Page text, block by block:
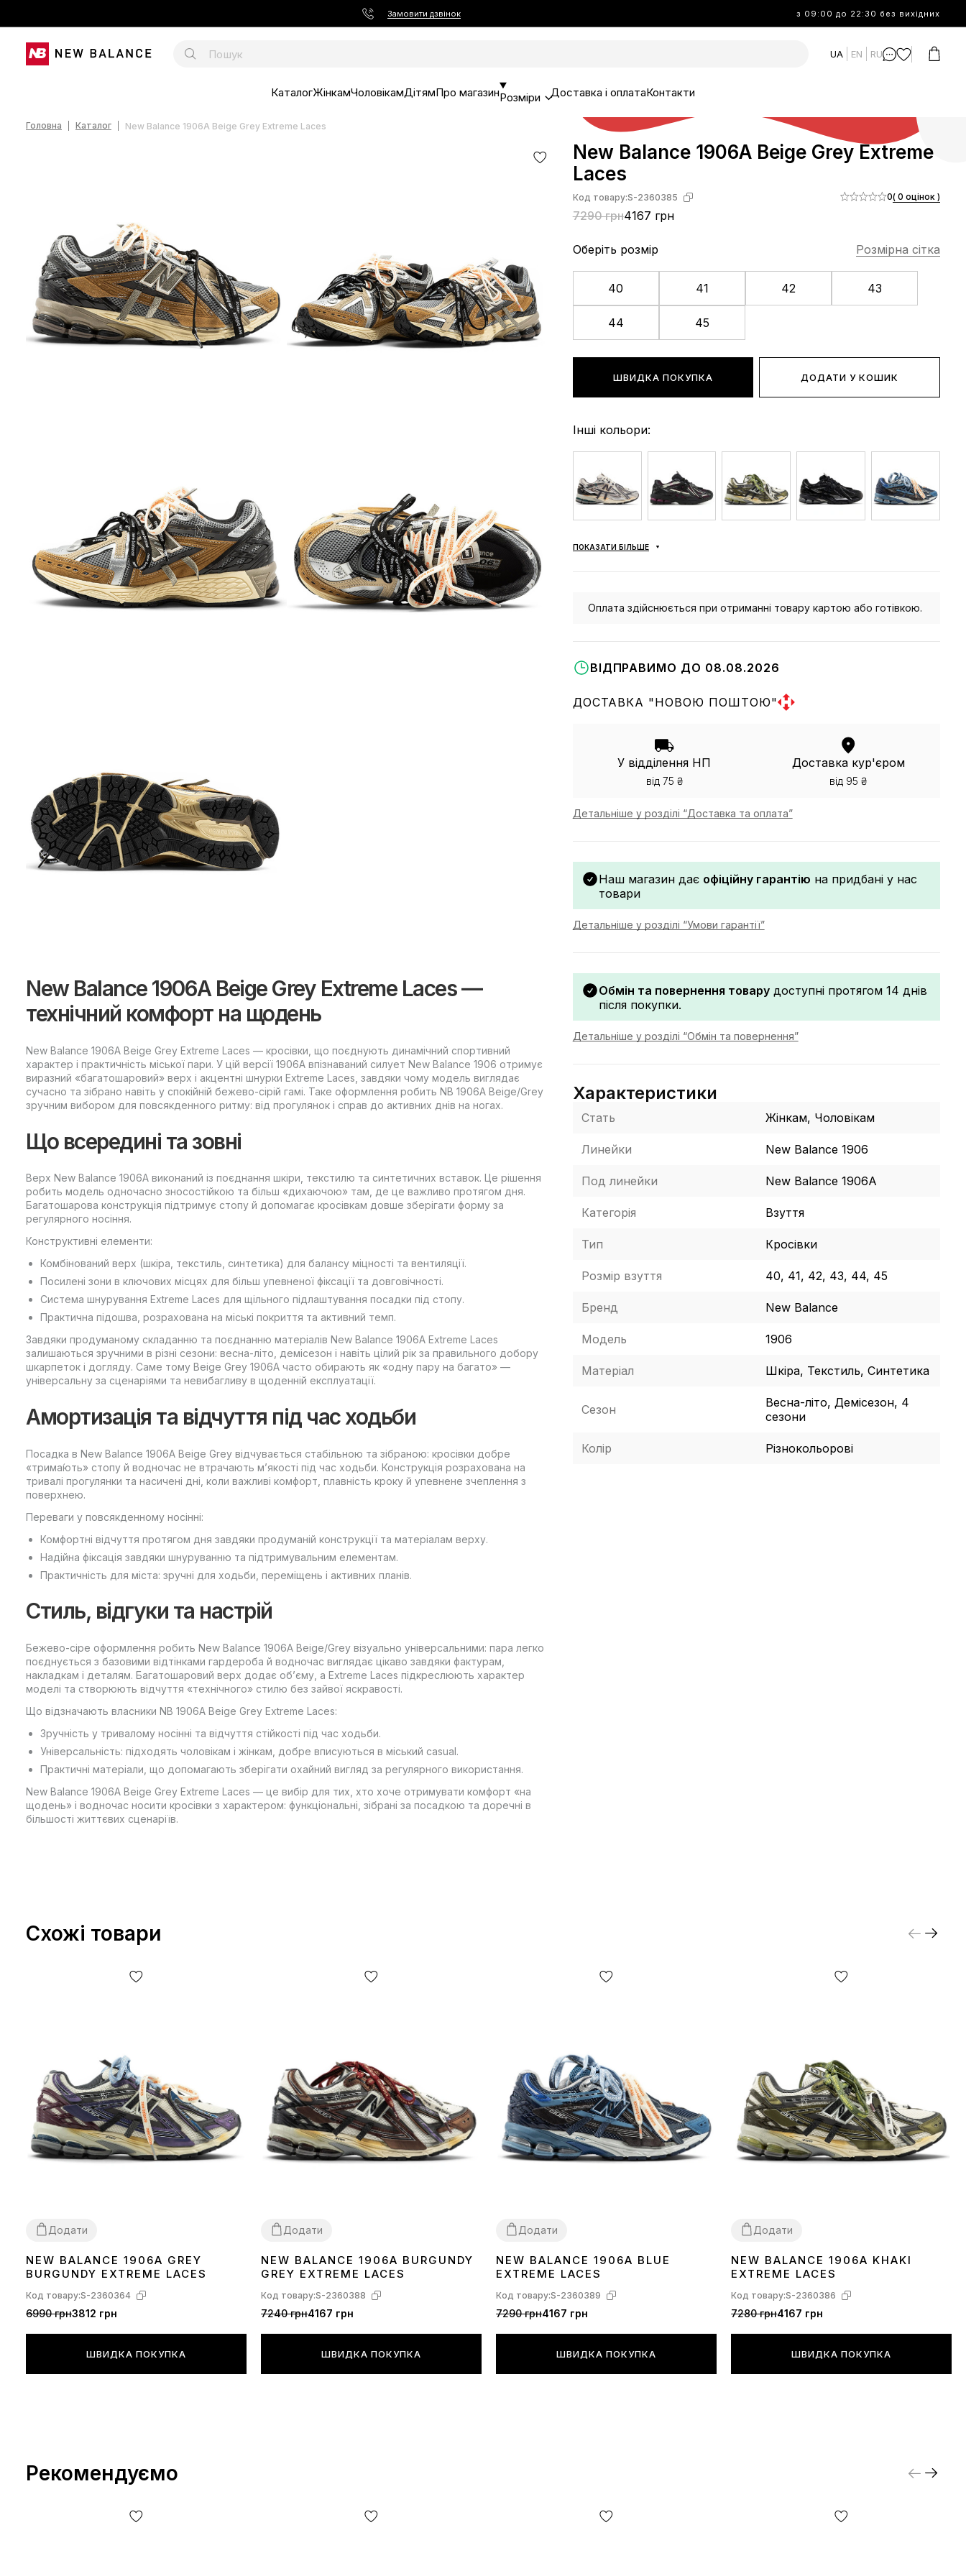
Замовити дзвінок з 09:00 до 22:30 без вихідних
UA EN RU
КаталогЖінкамЧоловікамДітямПро магазинРозміри Доставка і оплатаКонтакти
Головна Каталог New Balance 1906A Beige Grey Extreme Laces
New Balance 1906A Beige Grey Extreme Laces —
технічний комфорт на щодень
New Balance 1906A Beige Grey Extreme Laces — кросівки, що поєднують динамічний спортивний
характер і практичність міської пари. У цій версії 1906A впізнаваний силует New Balance 1906 отримує
виразний «багатошаровий» верх і акцентні шнурки Extreme Laces, завдяки чому модель виглядає
сучасно та зібрано навіть у спокійній бежево-сірій гамі. Таке оформлення робить NB 1906A Beige/Grey
зручним вибором для повсякденного ритму: від прогулянок і справ до активних днів на ногах.
Що всередині та зовні
Верх New Balance 1906A виконаний із поєднання шкіри, текстилю та синтетичних вставок. Це рішення
робить модель одночасно зносостійкою та більш «дихаючою» там, де це важливо протягом дня.
Багатошарова конструкція підтримує стопу й допомагає кросівкам довше зберігати форму за
регулярного носіння.
Конструктивні елементи:
Комбінований верх (шкіра, текстиль, синтетика) для балансу міцності та вентиляції.
Посилені зони в ключових місцях для більш упевненої фіксації та довговічності.
Система шнурування Extreme Laces для щільного підлаштування посадки під стопу.
Практична підошва, розрахована на міські покриття та активний темп.
Завдяки продуманому складанню та поєднанню матеріалів New Balance 1906A Extreme Laces
залишаються зручними в різні сезони: весна-літо, демісезон і навіть цілий рік за правильного добору
шкарпеток і догляду. Саме тому Beige Grey 1906A часто обирають як «одну пару на багато» —
універсальну за сценаріями та невибагливу в щоденній експлуатації.
Амортизація та відчуття під час ходьби
Посадка в New Balance 1906A Beige Grey відчувається стабільною та зібраною: кросівки добре
«трима́ють» стопу й водночас не втрачають м’якості під час ходьби. Конструкція розрахована на
тривалі прогулянки та насичені дні, коли важливі комфорт, плавність кроку й упевнене зчеплення з
поверхнею.
Переваги у повсякденному носінні:
Комфортні відчуття протягом дня завдяки продуманій конструкції та матеріалам верху.
Надійна фіксація завдяки шнуруванню та підтримувальним елементам.
Практичність для міста: зручні для ходьби, переміщень і активних планів.
Стиль, відгуки та настрій
Бежево-сіре оформлення робить New Balance 1906A Beige/Grey візуально універсальними: пара легко
поєднується з базовими відтінками гардероба й водночас виглядає цікаво завдяки фактурам,
накладкам і деталям. Багатошаровий верх додає об’єму, а Extreme Laces підкреслюють характер
моделі та створюють відчуття «технічного» стилю без зайвої яскравості.
Що відзначають власники NB 1906A Beige Grey Extreme Laces:
Зручність у тривалому носінні та відчуття стійкості під час ходьби.
Універсальність: підходять чоловікам і жінкам, добре вписуються в міський casual.
Практичні матеріали, що допомагають зберігати охайний вигляд за регулярного використання.
New Balance 1906A Beige Grey Extreme Laces — це вибір для тих, хто хоче отримувати комфорт «на
щодень» і водночас носити кросівки з характером: функціональні, зібрані за посадкою та доречні в
більшості життєвих сценаріїв.
New Balance 1906A Beige Grey Extreme
Laces
Код товару:S-2360385
7290 грн4167 грн
0( 0 оцінок )
Оберіть розмір Розмірна сітка
40 41 42 43
44 45
ШВИДКА ПОКУПКА ДОДАТИ У КОШИК
Інші кольори:
ПОКАЗАТИ БІЛЬШЕ
Оплата здійснюється при отриманні товару картою або готівкою.
ВІДПРАВИМО ДО 08.08.2026
ДОСТАВКА "НОВОЮ ПОШТОЮ"
У відділення НП
від 75 ₴
Доставка кур'єром
від 95 ₴
Детальніше у розділі “Доставка та оплата”
Наш магазин дає офіційну гарантію на придбані у нас
товари
Детальніше у розділі “Умови гарантії”
Обмін та повернення товарудоступні протягом 14 днів
після покупки.
Детальніше у розділі “Обмін та повернення”
Характеристики
Стать Жінкам, Чоловікам
Линейки New Balance 1906
Под линейки New Balance 1906A
Категорія Взуття
Тип Кросівки
Розмір взуття 40, 41, 42, 43, 44, 45
Бренд New Balance
Модель 1906
Матеріал Шкіра, Текстиль, Синтетика
Сезон
Весна-літо, Демісезон, 4
сезони
Колір Різнокольорові
Схожі товари
Додати
4041 424344
NEW BALANCE 1906A GREY
BURGUNDY EXTREME LACES
Код товару:S-2360364
6990 грн3812 грн
ШВИДКА ПОКУПКА
Додати
3637 3839404142 4344 45
NEW BALANCE 1906A BURGUNDY
GREY EXTREME LACES
Код товару:S-2360388
7240 грн4167 грн
ШВИДКА ПОКУПКА
Додати
3637 3839404142 4445
NEW BALANCE 1906A BLUE
EXTREME LACES
Код товару:S-2360389
7290 грн4167 грн
ШВИДКА ПОКУПКА
Додати
3637 3839404142 4344
NEW BALANCE 1906A KHAKI
EXTREME LACES
Код товару:S-2360386
7280 грн4167 грн
ШВИДКА ПОКУПКА
Рекомендуємо